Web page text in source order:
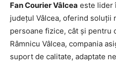
Fan Courier Vâlcea este lider
județul Vâlcea, oferind soluții
persoane fizice, cât și pentru
Râmnicu Vâlcea, compania
suport de calitate, adaptate